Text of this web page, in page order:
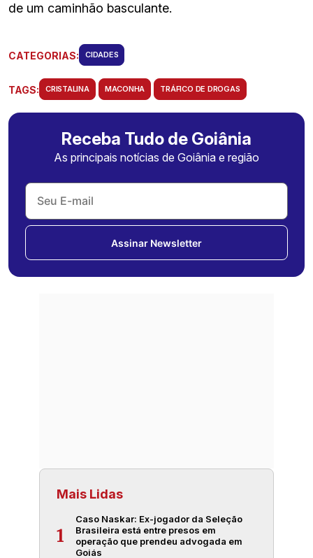
de um caminhão basculante.
CATEGORIAS: CIDADES
TAGS: CRISTALINA MACONHA TRÁFICO DE DROGAS
Receba Tudo de Goiânia
As principais notícias de Goiânia e região
Assinar Newsletter
Mais Lidas
1
Caso Naskar: Ex-jogador da Seleção
Brasileira está entre presos em
operação que prendeu advogada em
Goiás